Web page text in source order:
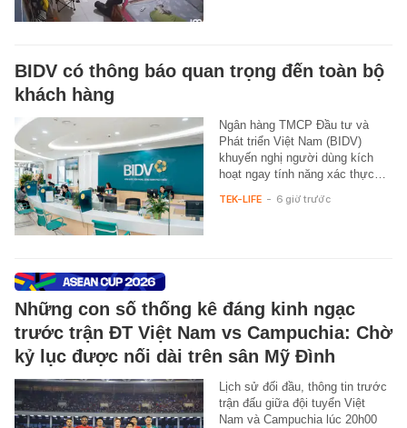
BIDV có thông báo quan trọng đến toàn bộ
khách hàng
Ngân hàng TMCP Đầu tư và
Phát triển Việt Nam (BIDV)
khuyến nghị người dùng kích
hoạt ngay tính năng xác thực…
TEK-LIFE - 6 giờ trước
Những con số thống kê đáng kinh ngạc
trước trận ĐT Việt Nam vs Campuchia: Chờ
kỷ lục được nối dài trên sân Mỹ Đình
Lịch sử đối đầu, thông tin trước
trận đấu giữa đội tuyển Việt
Nam và Campuchia lúc 20h00